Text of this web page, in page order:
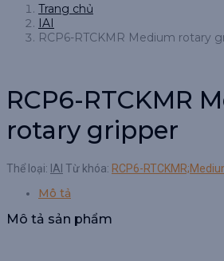
Trang chủ
IAI
RCP6-RTCKMR Medium rotary
RCP6-RTCKMR
rotary gripper
Thể loại: IAI Từ khóa: RCP6-
Mô tả
Mô tả sản phẩm